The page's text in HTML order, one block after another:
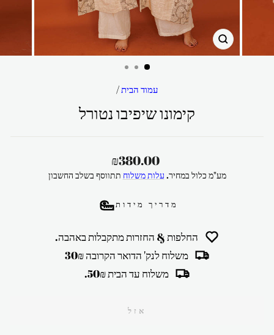
סגור
עמוד הבית/
קימונו שיפיבו נטורל
מחיר
רגיל
₪380.00
מע"מ כלול במחיר. עלות משלוח תתווסף בשלב החשבון
מדריך מידות
החלפות & החזרות מתקבלות באהבה.
משלוח לנק' הדואר הקרובה 30₪
משלוח עד הבית 50₪.
אזל